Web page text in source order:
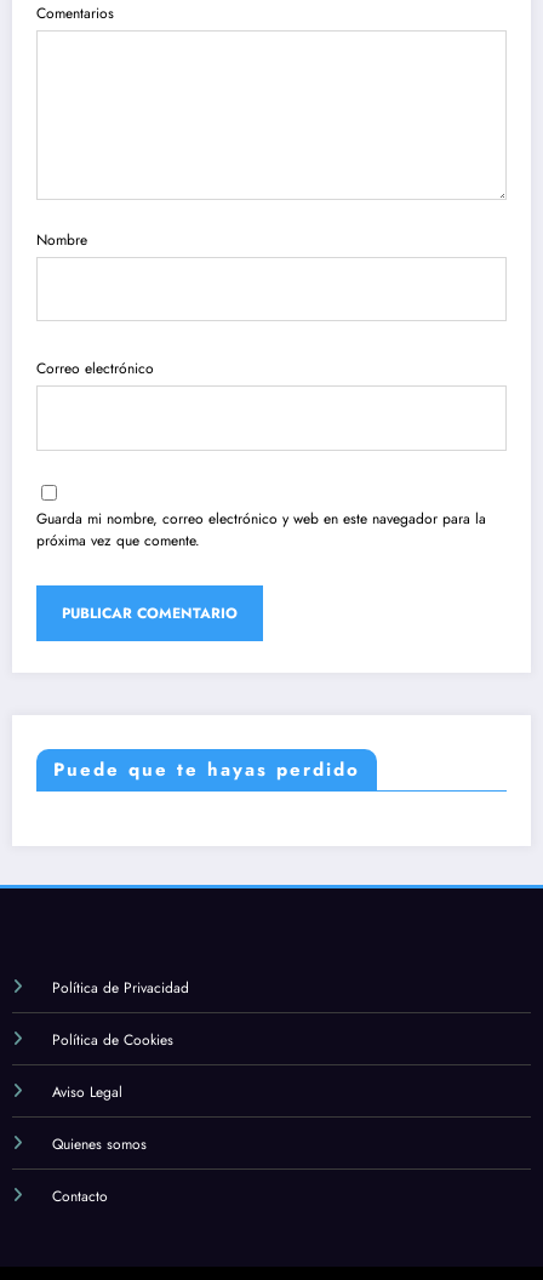
Comentarios
Nombre
Correo electrónico
Guarda mi nombre, correo electrónico y web en este navegador para la
próxima vez que comente.
Puede que te hayas perdido
Política de Privacidad
Política de Cookies
Aviso Legal
Quienes somos
Contacto